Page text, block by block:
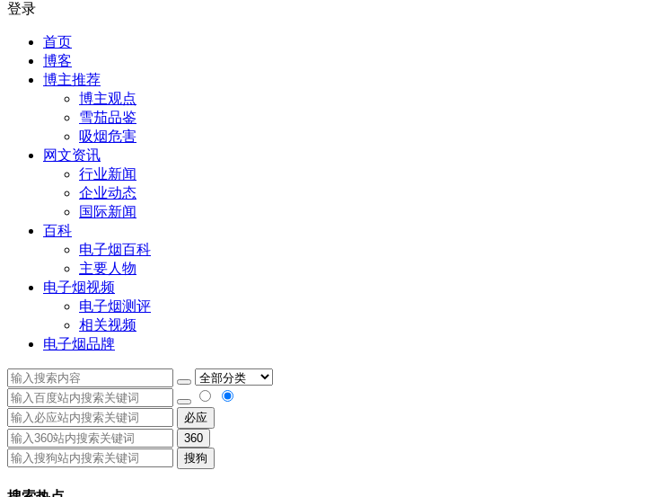
登录
首页
博客
博主推荐
博主观点
雪茄品鉴
吸烟危害
网文资讯
行业新闻
企业动态
国际新闻
百科
电子烟百科
主要人物
电子烟视频
电子烟测评
相关视频
电子烟品牌
必应
360
搜狗